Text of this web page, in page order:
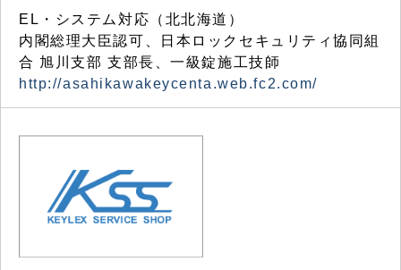
EL・システム対応（北北海道）
内閣総理大臣認可、日本ロックセキュリティ協同組
合 旭川支部 支部長、一級錠施工技師
http://asahikawakeycenta.web.fc2.com/